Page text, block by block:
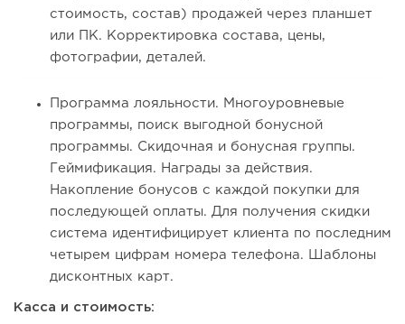
стоимость, состав) продажей через планшет
или ПК. Корректировка состава, цены,
фотографии, деталей.
Программа лояльности. Многоуровневые
программы, поиск выгодной бонусной
программы. Скидочная и бонусная группы.
Геймификация. Награды за действия.
Накопление бонусов с каждой покупки для
последующей оплаты. Для получения скидки
система идентифицирует клиента по последним
четырем цифрам номера телефона. Шаблоны
дисконтных карт.
Касса и стоимость: